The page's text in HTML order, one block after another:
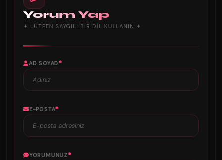
Yorum Yap
✦ LÜTFEN SAYGILI BIR DIL KULLANIN ✦
AD SOYAD*
E-POSTA*
YORUMUNUZ*